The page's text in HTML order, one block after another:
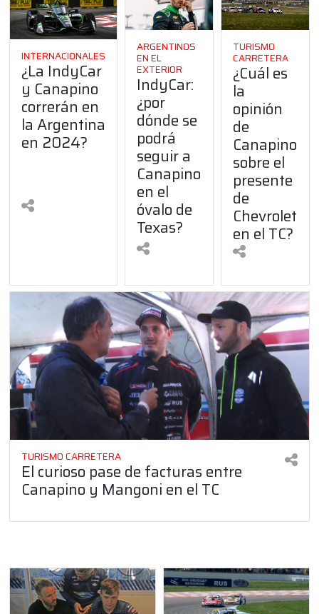
INTERNACIONALES
¿La IndyCar
y Canapino
correrán en
la Argentina
en 2024?
ARGENTINOS
EN EL
EXTERIOR
IndyCar:
¿por
dónde se
podrá
seguir a
Canapino
en el
óvalo de
Texas?
TURISMO
CARRETERA
¿Cuál es
la
opinión
de
Canapino
sobre el
presente
de
Chevrolet
en el TC?
TURISMO CARRETERA
El curioso pase de facturas entre
Canapino y Mangoni en el TC